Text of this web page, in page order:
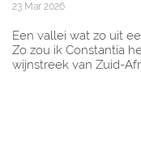
23 Mar 2026
Een vallei wat zo uit
Zo zou ik Constantia
wijnstreek van Zuid-